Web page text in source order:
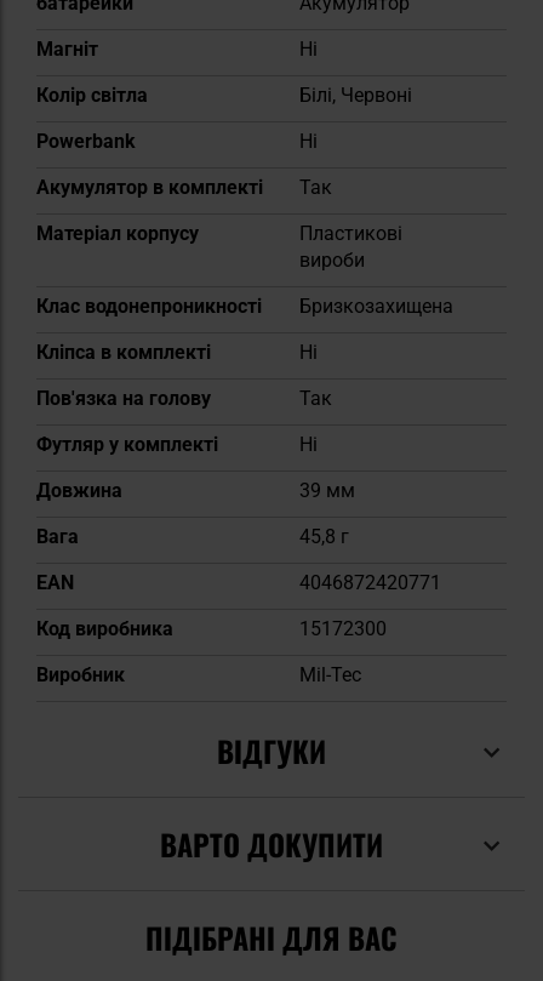
Магніт
Ні
Колір світла
Білі, Червоні
Powerbank
Ні
Акумулятор в комплекті
Так
Матеріал корпусу
Пластикові
вироби
Клас водонепроникності
Бризкозахищена
Кліпса в комплекті
Ні
Пов'язка на голову
Так
Футляр у комплекті
Ні
Довжина
39 мм
Вага
45,8 г
EAN
4046872420771
Код виробника
15172300
Виробник
Mil-Tec
ВІДГУКИ
ВАРТО ДОКУПИТИ
ПІДІБРАНІ ДЛЯ ВАС